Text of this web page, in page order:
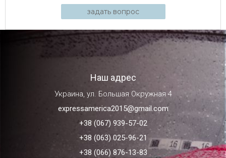
задать вопрос
Наш адрес
Украина, ул. Большая Окружная 4
expressamerica2015@gmail.com
+38 (067) 939-57-02
+38 (063) 025-96-21
+38 (066) 876-13-83